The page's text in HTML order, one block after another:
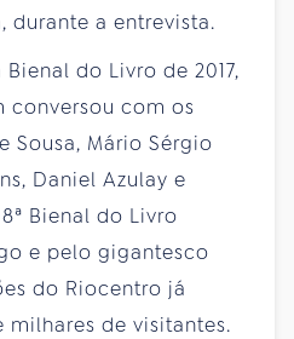
durante a entrevista.
do Livro de 2017,
conversou com os
Sousa, Mário Sérgio
Daniel Azulay e
Bienal do Livro
e pelo gigantesco
do Riocentro já
milhares de visitantes.